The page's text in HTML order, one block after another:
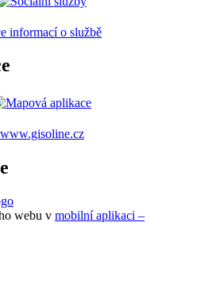
informací o službě
www.gisoline.cz
webu v mobilní aplikaci –